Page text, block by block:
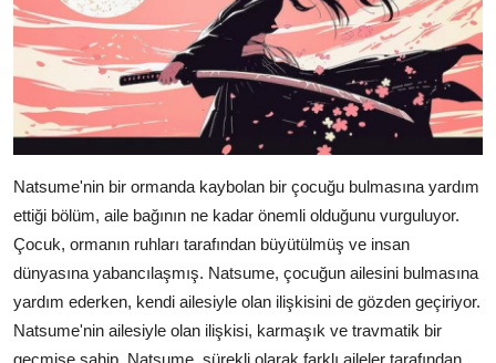
Natsume'nin bir ormanda kaybolan bir çocuğu bulmasına yardım
ettiği bölüm, aile bağının ne kadar önemli olduğunu vurguluyor.
Çocuk, ormanın ruhları tarafından büyütülmüş ve insan
dünyasına yabancılaşmış. Natsume, çocuğun ailesini bulmasına
yardım ederken, kendi ailesiyle olan ilişkisini de gözden geçiriyor.
Natsume'nin ailesiyle olan ilişkisi, karmaşık ve travmatik bir